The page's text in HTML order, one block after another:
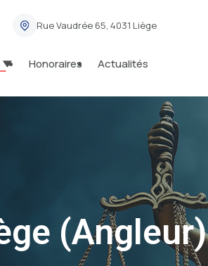
Rue Vaudrée 65, 4031 Liège
Honoraires Actualités
(Angleur)